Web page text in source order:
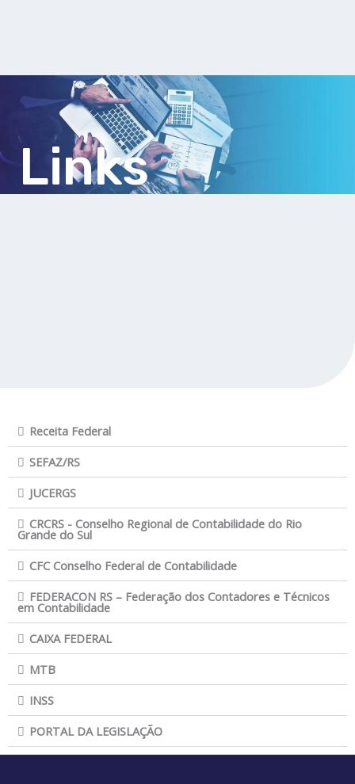
Assessoria Juridica
Convênios
Vagas/Oportunidades
Cursos
Links
Links
Receita Federal
SEFAZ/RS
JUCERGS
CRCRS - Conselho Regional de Contabilidade do Rio
Grande do Sul
CFC Conselho Federal de Contabilidade
FEDERACON RS – Federação dos Contadores e Técnicos
em Contabilidade
CAIXA FEDERAL
MTB
INSS
PORTAL DA LEGISLAÇÃO